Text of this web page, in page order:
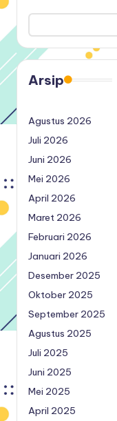
Arsip
Agustus 2026
Juli 2026
Juni 2026
Mei 2026
April 2026
Maret 2026
Februari 2026
Januari 2026
Desember 2025
Oktober 2025
September 2025
Agustus 2025
Juli 2025
Juni 2025
Mei 2025
April 2025